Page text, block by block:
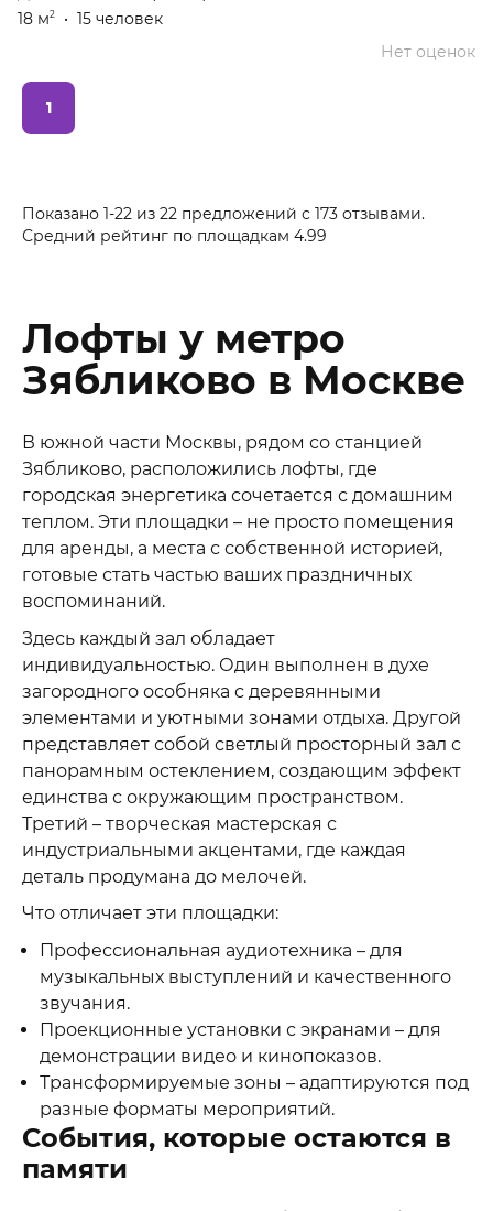
18 м2 • 15 человек
Нет оценок
1
Показано 1-22 из 22 предложений с 173 отзывами.
Средний рейтинг по площадкам 4.99
Лофты у метро
Зябликово в Москве
В южной части Москвы, рядом со станцией
Зябликово, расположились лофты, где
городская энергетика сочетается с домашним
теплом. Эти площадки – не просто помещения
для аренды, а места с собственной историей,
готовые стать частью ваших праздничных
воспоминаний.
Здесь каждый зал обладает
индивидуальностью. Один выполнен в духе
загородного особняка с деревянными
элементами и уютными зонами отдыха. Другой
представляет собой светлый просторный зал с
панорамным остеклением, создающим эффект
единства с окружающим пространством.
Третий – творческая мастерская с
индустриальными акцентами, где каждая
деталь продумана до мелочей.
Что отличает эти площадки:
Профессиональная аудиотехника – для
музыкальных выступлений и качественного
звучания.
Проекционные установки с экранами – для
демонстрации видео и кинопоказов.
Трансформируемые зоны – адаптируются под
разные форматы мероприятий.
События, которые остаются в
памяти